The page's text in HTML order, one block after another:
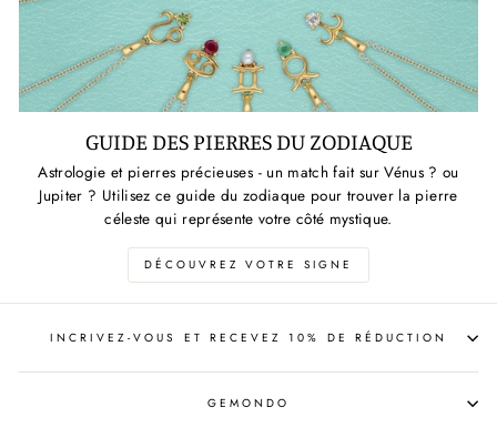
GUIDE DES PIERRES DU ZODIAQUE
Astrologie et pierres précieuses - un match fait sur Vénus ? ou
Jupiter ? Utilisez ce guide du zodiaque pour trouver la pierre
céleste qui représente votre côté mystique.
DÉCOUVREZ VOTRE SIGNE
INCRIVEZ-VOUS ET RECEVEZ 10% DE RÉDUCTION
GEMONDO